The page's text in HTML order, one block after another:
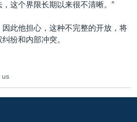
这个界限长期以来很不清晰。”
此他担心，这种不完整的开放，将
纷和内部冲突。
us